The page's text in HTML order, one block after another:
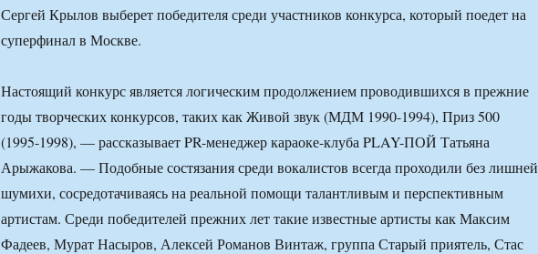
Сергей Крылов выберет победителя среди участников конкурса, который поедет на
суперфинал в Москве.
Настоящий конкурс является логическим продолжением проводившихся в прежние
годы творческих конкурсов, таких как Живой звук (МДМ 1990-1994), Приз 500
(1995-1998), — рассказывает PR-менеджер караоке-клуба PLAY-ПОЙ Татьяна
Арыжакова. — Подобные состязания среди вокалистов всегда проходили без лишней
шумихи, сосредотачиваясь на реальной помощи талантливым и перспективным
артистам. Среди победителей прежних лет такие известные артисты как Максим
Фадеев, Мурат Насыров, Алексей Романов Винтаж, группа Старый приятель, Стас